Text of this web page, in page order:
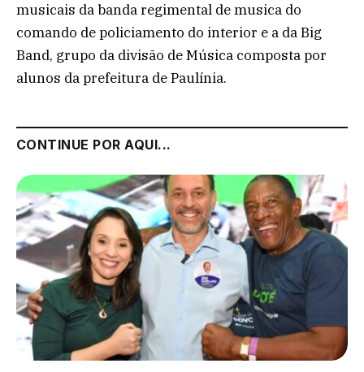
musicais da banda regimental de musica do
comando de policiamento do interior e a da Big
Band, grupo da divisão de Música composta por
alunos da prefeitura de Paulínia.
CONTINUE POR AQUI...